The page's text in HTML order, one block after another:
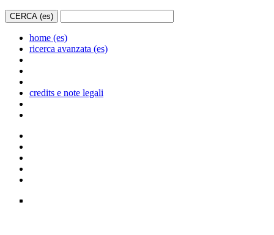
home (es)
ricerca avanzata (es)
credits e note legali